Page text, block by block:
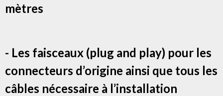
mètres
- Les faisceaux (plug and play) pour les
connecteurs d’origine ainsi que tous les
câbles nécessaire à l’installation